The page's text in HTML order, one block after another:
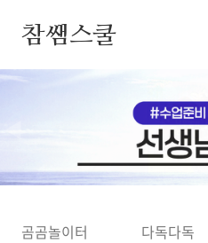
참쌤스쿨
◀
곰곰놀이터 다독다독